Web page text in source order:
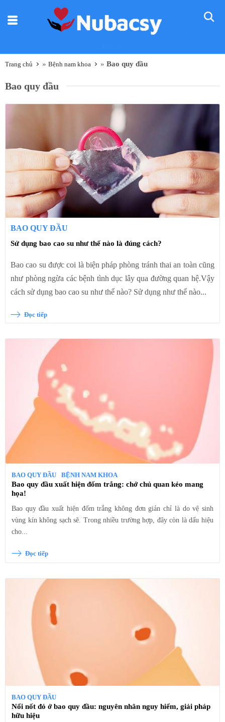
Trang chủ » Bệnh nam khoa » Bao quy đầu
Bao quy đầu
BAO QUY ĐẦU
Sử dụng bao cao su như thế nào là đúng cách?
Bao cao su được coi là biện pháp phòng tránh thai an toàn cũng
như phòng ngừa các bệnh tình dục lây qua đường quan hệ.Vậy
cách sử dụng bao cao su như thế nào? Sử dụng như thế nào...
Đọc tiếp
BAO QUY ĐẦU BỆNH NAM KHOA
Bao quy đầu xuất hiện đốm trắng: chớ chủ quan kẻo mang
họa!
Bao quy đầu xuất hiện đốm trắng không đơn giản chỉ là do vệ sinh
vùng kín không sạch sẽ. Trong nhiều trường hợp, đây còn là dấu hiệu
cho...
Đọc tiếp
BAO QUY ĐẦU
Nổi nốt đỏ ở bao quy đầu: nguyên nhân nguy hiểm, giải pháp
hữu hiệu